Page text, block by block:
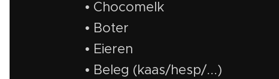
• Chocomelk
• Boter
• Eieren
• Beleg (kaas/hesp/...)